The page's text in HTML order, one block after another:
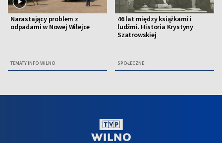
Narastający problem z
odpadami w Nowej Wilejce
TEMATY INFO WILNO
46 lat między książkami i
ludźmi. Historia Krystyny
Szatrowskiej
SPOŁECZNE